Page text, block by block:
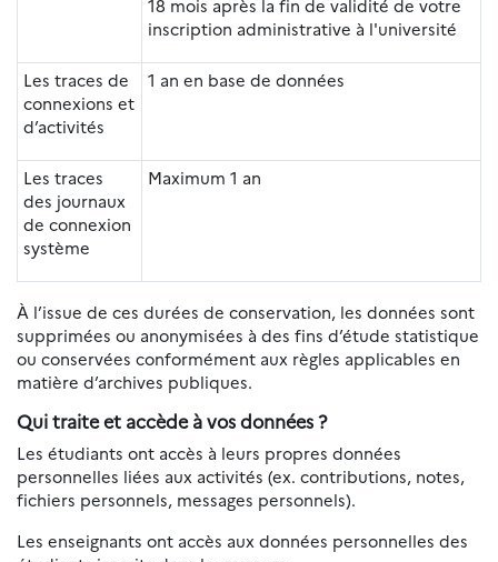
18 mois après la fin de validité de votre
inscription administrative à l'université
Les traces de
connexions et
d’activités
1 an en base de données
Les traces
des journaux
de connexion
système
Maximum 1 an
À l’issue de ces durées de conservation, les données sont
supprimées ou anonymisées à des fins d’étude statistique
ou conservées conformément aux règles applicables en
matière d’archives publiques.
Qui traite et accède à vos données ?
Les étudiants ont accès à leurs propres données
personnelles liées aux activités (ex. contributions, notes,
fichiers personnels, messages personnels).
Les enseignants ont accès aux données personnelles des